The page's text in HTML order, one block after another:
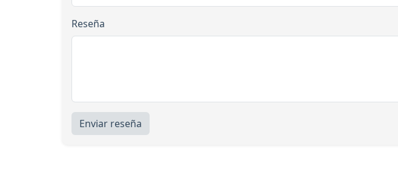
Reseña
Enviar reseña